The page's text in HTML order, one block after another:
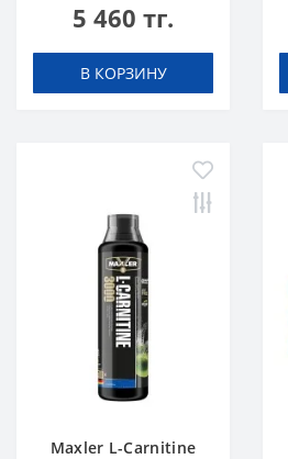
5 460 тг.
В КОРЗИНУ
Maxler L-Carnitine